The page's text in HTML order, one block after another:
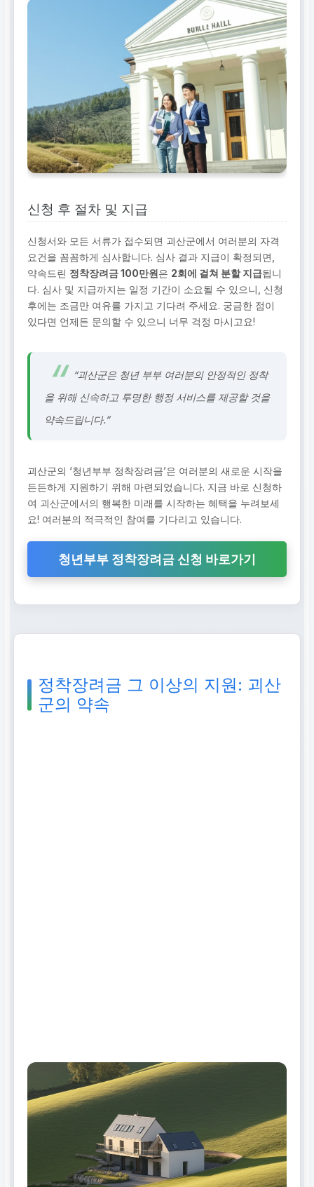
신청 후 절차 및 지급
신청서와 모든 서류가 접수되면 괴산군에서 여러분의 자격
요건을 꼼꼼하게 심사합니다. 심사 결과 지급이 확정되면,
약속드린 정착장려금 100만원은 2회에 걸쳐 분할 지급됩니
다. 심사 및 지급까지는 일정 기간이 소요될 수 있으니, 신청
후에는 조금만 여유를 가지고 기다려 주세요. 궁금한 점이
있다면 언제든 문의할 수 있으니 너무 걱정 마시고요!
“괴산군은 청년 부부 여러분의 안정적인 정착
을 위해 신속하고 투명한 행정 서비스를 제공할 것을
약속드립니다.”
괴산군의 ‘청년부부 정착장려금’은 여러분의 새로운 시작을
든든하게 지원하기 위해 마련되었습니다. 지금 바로 신청하
여 괴산군에서의 행복한 미래를 시작하는 혜택을 누려보세
요! 여러분의 적극적인 참여를 기다리고 있습니다.
청년부부 정착장려금 신청 바로가기
정착장려금 그 이상의 지원: 괴산
군의 약속